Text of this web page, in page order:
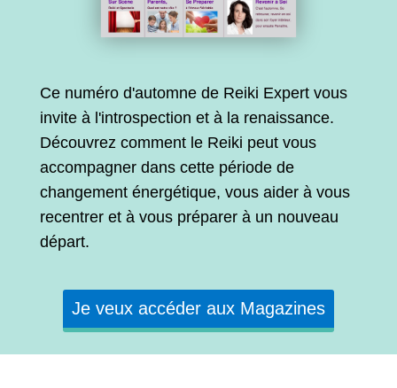
Ce numéro d'automne de Reiki Expert vous
invite à l'introspection et à la renaissance.
Découvrez comment le Reiki peut vous
accompagner dans cette période de
changement énergétique, vous aider à vous
recentrer et à vous préparer à un nouveau
départ.
Je veux accéder aux Magazines